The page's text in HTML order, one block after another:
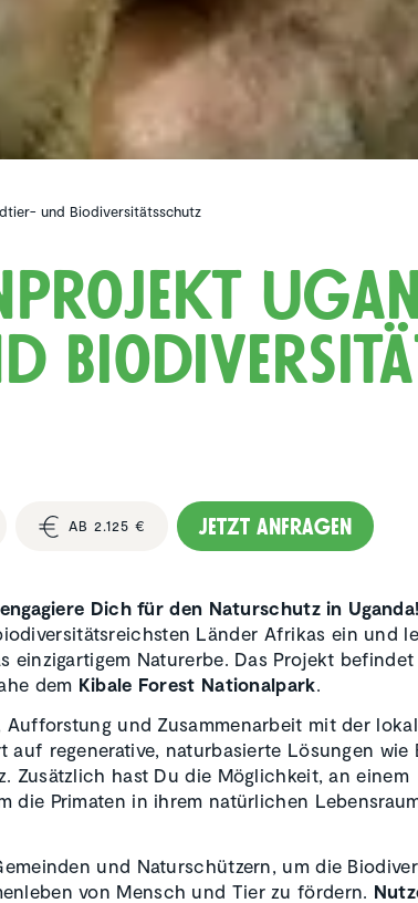
und Biodiversitätsschutz
AB 2.125 € Jetzt anfragen
Dich für den Naturschutz in Uganda!
Länder Afrikas ein und
einzigartigem Naturerbe. Das Projekt
dem Kibale Forest Nationalpark.
und Zusammenarbeit mit der
regenerative, naturbasierte Lösungen wie
Zusätzlich hast Du die Möglichkeit, an einem
die Primaten in ihrem natürlichen
und Naturschützern, um die
von Mensch und Tier zu fördern.